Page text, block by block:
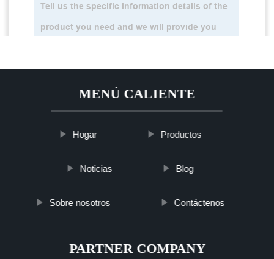
MENÚ CALIENTE
Hogar Productos
Noticias Blog
Sobre nosotros Contáctenos
PARTNER COMPANY